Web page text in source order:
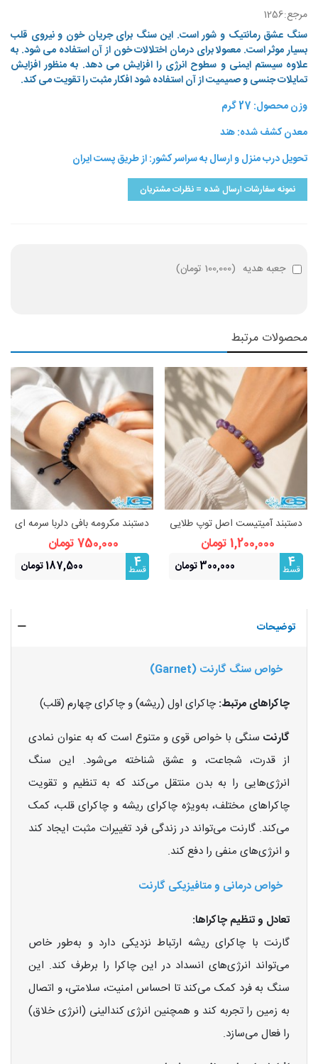
مرجع:1256
سنگ عشق رمانتیک و شور است. این سنگ برای جریان خون و نیروی قلب
بسیار موثر است. معمولا برای درمان اختلالات خون از آن استفاده می شود. به
علاوه سیستم ایمنی و سطوح انرژی را افزایش می دهد. به منظور افزایش
تمایلات جنسی و صمیمیت از آن استفاده شود افکار مثبت را تقویت می کند.
وزن محصول: 27 گرم
معدن کشف شده: هند
تحویل درب منزل و ارسال به سراسر کشور: از طریق پست ایران
نمونه سفارشات ارسال شده = نظرات مشتریان
جعبه هدیه (100,000 تومان )
محصولات مرتبط
دستبند آمیتیست اصل توپ طلایی
استیل (رنگ ثابت)
1,200,000 تومان
4
قسط 300,000 تومان
دستبند مکرومه بافی دلربا سرمه ای
اصل | درخشش ستارگان و انرژی
750,000 تومان
4
قسط 187,500 تومان
توضیحات
خواص سنگ گارنت (Garnet)
چاکراهای مرتبط: چاکرای اول (ریشه) و چاکرای چهارم (قلب)
گارنت سنگی با خواص قوی و متنوع است که به عنوان نمادی
از قدرت، شجاعت، و عشق شناخته می‌شود. این سنگ
انرژی‌هایی را به بدن منتقل می‌کند که به تنظیم و تقویت
چاکراهای مختلف، به‌ویژه چاکرای ریشه و چاکرای قلب، کمک
می‌کند. گارنت می‌تواند در زندگی فرد تغییرات مثبت ایجاد کند
و انرژی‌های منفی را دفع کند.
خواص درمانی و متافیزیکی گارنت
تعادل و تنظیم چاکراها:
گارنت با چاکرای ریشه ارتباط نزدیکی دارد و به‌طور خاص
می‌تواند انرژی‌های انسداد در این چاکرا را برطرف کند. این
سنگ به فرد کمک می‌کند تا احساس امنیت، سلامتی، و اتصال
به زمین را تجربه کند و همچنین انرژی کندالینی (انرژی خلاق)
را فعال می‌سازد.